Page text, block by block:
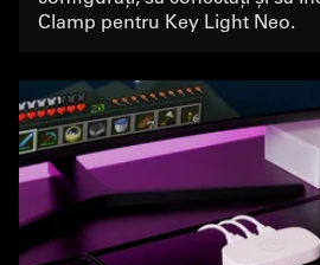
Clamp pentru Key Light Neo.